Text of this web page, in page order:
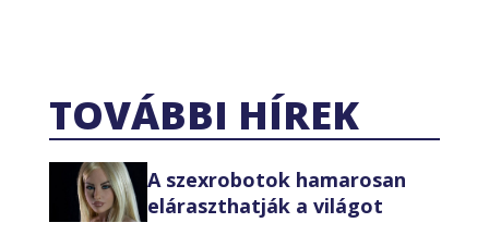
TOVÁBBI HÍREK
A szexrobotok hamarosan
eláraszthatják a világot